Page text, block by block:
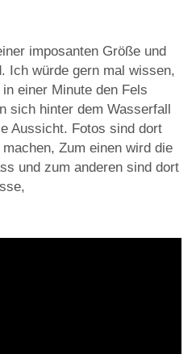
imposanten Größe und
Ich würde gern mal wissen,
einer Minute den Fels
sich hinter dem Wasserfall
Aussicht. Fotos sind dort
Zum einen wird die
und zum anderen sind dort